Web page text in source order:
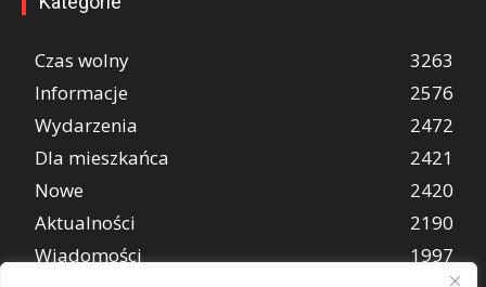
Czas wolny
3263
Informacje
2576
Wydarzenia
2472
Dla mieszkańca
2421
Nowe
2420
Aktualności
2190
Wiadomości
1997